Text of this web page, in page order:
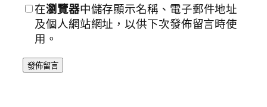
在瀏覽器中儲存顯示名稱、電子郵件地址
及個人網站網址，以供下次發佈留言時使
用。